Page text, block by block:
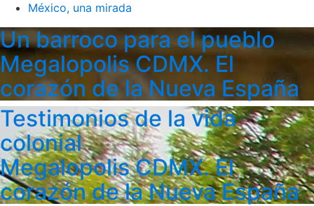
México, una mirada
Un barroco para el pueblo
Megalopolis CDMX. El
corazón de la Nueva España
Testimonios de la vida
colonial
Megalopolis CDMX. El
corazón de la Nueva España